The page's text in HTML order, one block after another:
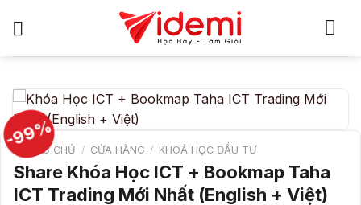
-99%
TRANG CHỦ / CỬA HÀNG / KHOÁ HỌC ĐẦU TƯ
Share Khóa Học ICT + Bookmap Taha
ICT Trading Mới Nhất (English + Việt)